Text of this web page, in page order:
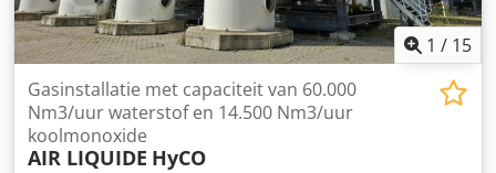
1 / 15
Gasinstallatie met capaciteit van 60.000
Nm3/uur waterstof en 14.500 Nm3/uur
koolmonoxide
AIR LIQUIDE HyCO